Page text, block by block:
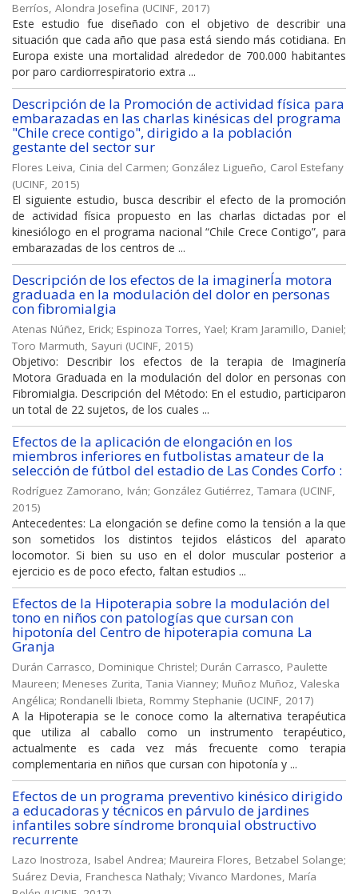
Berríos, Alondra Josefina (UCINF, 2017)
Este estudio fue diseñado con el objetivo de describir una
situación que cada año que pasa está siendo más cotidiana. En
Europa existe una mortalidad alrededor de 700.000 habitantes
por paro cardiorrespiratorio extra ...
Descripción de la Promoción de actividad física para
embarazadas en las charlas kinésicas del programa
"Chile crece contigo", dirigido a la población
gestante del sector sur
Flores Leiva, Cinia del Carmen; González Ligueño, Carol Estefany
(UCINF, 2015)
El siguiente estudio, busca describir el efecto de la promoción
de actividad física propuesto en las charlas dictadas por el
kinesiólogo en el programa nacional “Chile Crece Contigo”, para
embarazadas de los centros de ...
Descripción de los efectos de la imaginerÍa motora
graduada en la modulación del dolor en personas
con fibromialgia
Atenas Núñez, Erick; Espinoza Torres, Yael; Kram Jaramillo, Daniel;
Toro Marmuth, Sayuri (UCINF, 2015)
Objetivo: Describir los efectos de la terapia de Imaginería
Motora Graduada en la modulación del dolor en personas con
Fibromialgia. Descripción del Método: En el estudio, participaron
un total de 22 sujetos, de los cuales ...
Efectos de la aplicación de elongación en los
miembros inferiores en futbolistas amateur de la
selección de fútbol del estadio de Las Condes Corfo :
Rodríguez Zamorano, Iván; González Gutiérrez, Tamara (UCINF,
2015)
Antecedentes: La elongación se define como la tensión a la que
son sometidos los distintos tejidos elásticos del aparato
locomotor. Si bien su uso en el dolor muscular posterior a
ejercicio es de poco efecto, faltan estudios ...
Efectos de la Hipoterapia sobre la modulación del
tono en niños con patologías que cursan con
hipotonía del Centro de hipoterapia comuna La
Granja
Durán Carrasco, Dominique Christel; Durán Carrasco, Paulette
Maureen; Meneses Zurita, Tania Vianney; Muñoz Muñoz, Valeska
Angélica; Rondanelli Ibieta, Rommy Stephanie (UCINF, 2017)
A la Hipoterapia se le conoce como la alternativa terapéutica
que utiliza al caballo como un instrumento terapéutico,
actualmente es cada vez más frecuente como terapia
complementaria en niños que cursan con hipotonía y ...
Efectos de un programa preventivo kinésico dirigido
a educadoras y técnicos en párvulo de jardines
infantiles sobre síndrome bronquial obstructivo
recurrente
Lazo Inostroza, Isabel Andrea; Maureira Flores, Betzabel Solange;
Suárez Devia, Franchesca Nathaly; Vivanco Mardones, María